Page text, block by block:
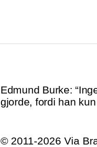
Edmund Burke:
gjorde, fordi han
© 2011-2026 Via